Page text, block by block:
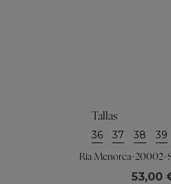
Tallas
36 37 38 39
Ria Menorca-20002-
53,00